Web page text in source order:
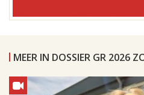
MEER IN DOSSIER GR 2026